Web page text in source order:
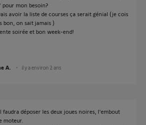
pour mon besoin?
avoir la liste de courses ça serait génial (je cois
bon, on sait jamais )
soirée et bon week-end!
A. il y a environ 2 ans
faudra déposer les deux joues noires, l'embout
moteur.